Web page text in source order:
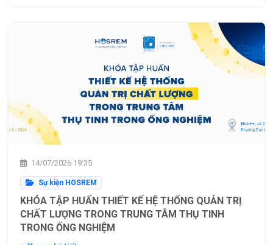
14/07/2026 19:35
Sự kiện HOSREM
KHÓA TẬP HUẤN THIẾT KẾ HỆ THỐNG QUẢN TRỊ
CHẤT LƯỢNG TRONG TRUNG TÂM THỤ TINH
TRONG ỐNG NGHIỆM